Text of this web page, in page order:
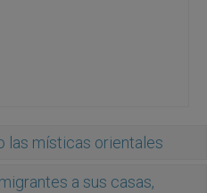
las místicas orientales
a sus casas,